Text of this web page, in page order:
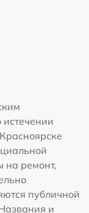
на ремонт,
публичной
и